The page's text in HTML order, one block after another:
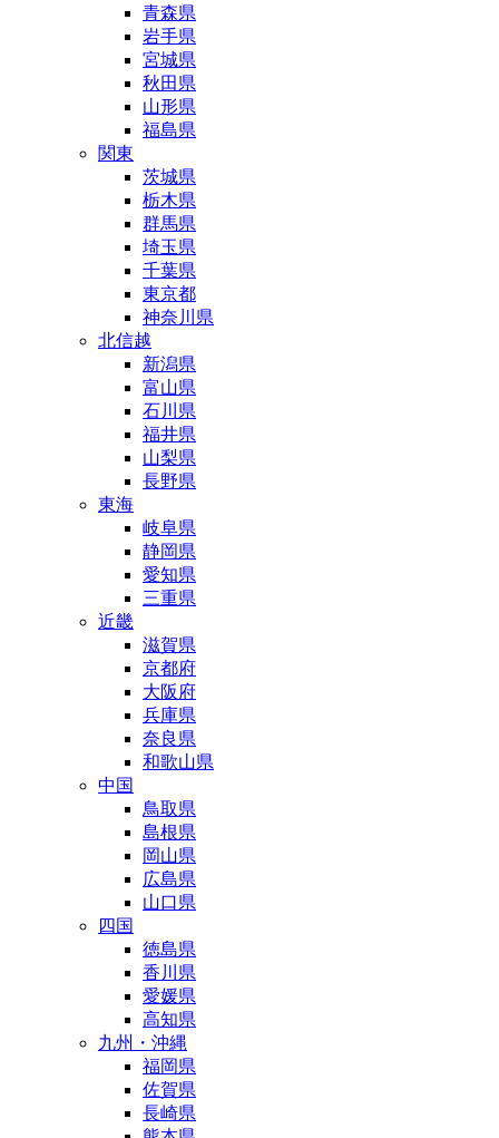
青森県
岩手県
宮城県
秋田県
山形県
福島県
関東
茨城県
栃木県
群馬県
埼玉県
千葉県
東京都
神奈川県
北信越
新潟県
富山県
石川県
福井県
山梨県
長野県
東海
岐阜県
静岡県
愛知県
三重県
近畿
滋賀県
京都府
大阪府
兵庫県
奈良県
和歌山県
中国
鳥取県
島根県
岡山県
広島県
山口県
四国
徳島県
香川県
愛媛県
高知県
九州・沖縄
福岡県
佐賀県
長崎県